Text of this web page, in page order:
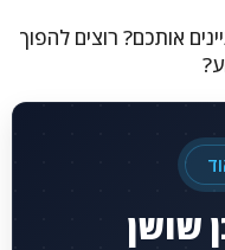
אותכם? רוצים להפוך
שושן